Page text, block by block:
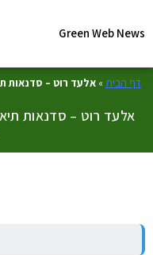
Green Web News
דף הבית» אלעד רוט – סדנאות
אלעד רוט – סדנאות